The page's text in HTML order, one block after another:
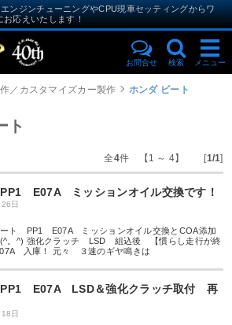
エンジンチューニングやCPU現車セッティングからワ
応えいたします！
お問合せ 検索 メニュー
／カスタマイズカー製作 ホンダ ビート
ト
全4件 【1 ～ 4】 [1/1]
E07A ミッションオイル交換です！
日
ト PP1 E07A ミッションオイル交換とCOA添加
。^) 強化クラッチ LSD 組込後 【慣らし走行が終
入庫！ 元々 ３速のギヤ鳴きは
E07A LSD＆強化クラッチ取付 再
日